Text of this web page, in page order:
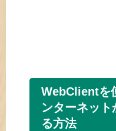
WebClientを
ンターネッ
る方法